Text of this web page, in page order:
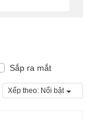
Sắp ra mắt
Xếp theo: Nổi bật